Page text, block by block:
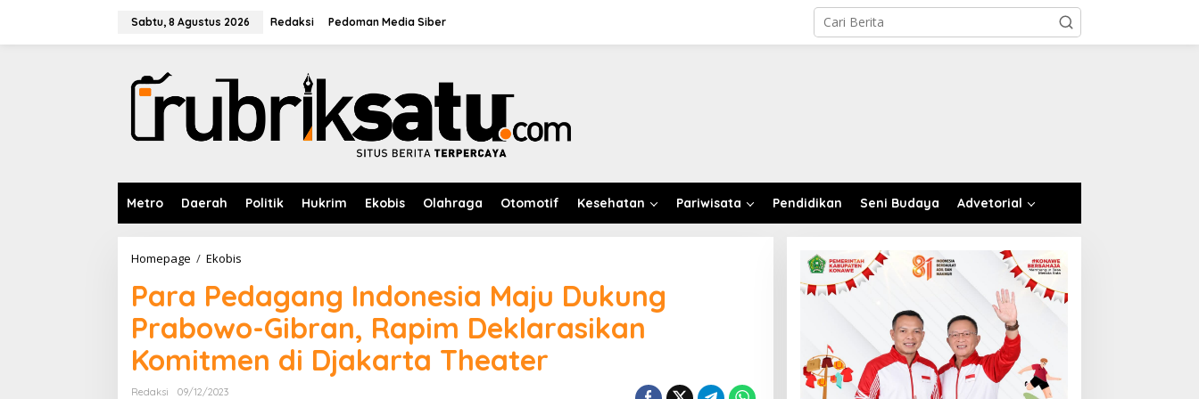
Sabtu, 8 Agustus 2026 Redaksi Pedoman Media Siber
Metro Daerah Politik Hukrim Ekobis Olahraga Otomotif Kesehatan Pariwisata Pendidikan Seni Budaya Advetorial
Homepage / Ekobis
r
a
P
e
d
a
Para Pedagang Indonesia Maju Dukung
Prabowo-Gibran, Rapim Deklarasikan
Komitmen di Djakarta Theater
Redaksi
09/12/2023